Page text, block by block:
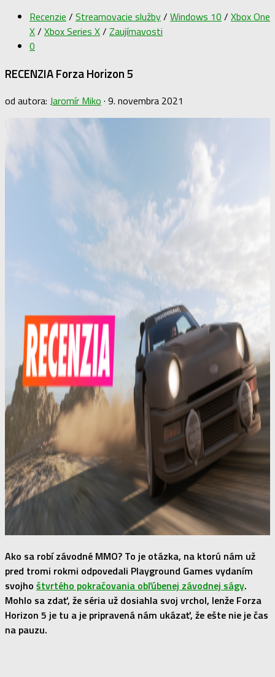
Recenzie / Streamovacie služby/ Windows 10 / Xbox One
X/ Xbox Series X/ Zaujímavosti
0
RECENZIA Forza Horizon 5
od autora: Jaromír Miko · 9. novembra 2021
Ako sa robí závodné MMO? To je otázka, na ktorú nám už
pred tromi rokmi odpovedali Playground Games vydaním
svojho štvrtého pokračovania obľúbenej závodnej ságy.
Mohlo sa zdať, že séria už dosiahla svoj vrchol, lenže Forza
Horizon 5 je tu a je pripravená nám ukázať, že ešte nie je čas
na pauzu.